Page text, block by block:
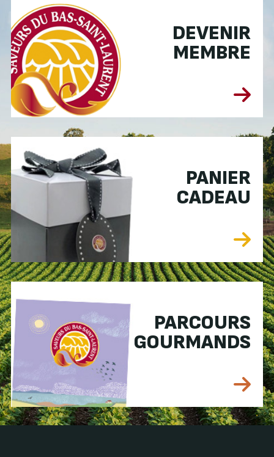
DEVENIR
MEMBRE
PANIER
CADEAU
PARCOURS
GOURMANDS